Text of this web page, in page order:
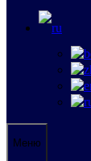
Меню